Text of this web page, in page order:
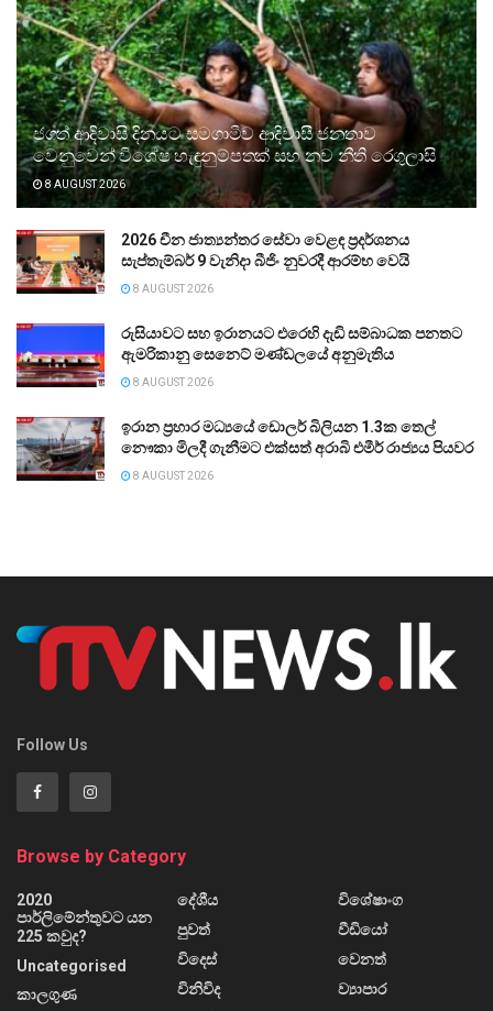
ජගත් ආදිවාසි දිනයට සමගාමීව ආදිවාසී ජනතාව
වෙනුවෙන් විශේෂ හැඳුනුම්පතක් සහ නව නීති රෙගුලාසි
8 AUGUST 2026
2026 චීන ජාත්‍යන්තර සේවා වෙළඳ ප්‍රදර්ශනය
සැප්තැම්බර් 9 වැනිදා බීජිං නුවරදී ආරම්භ වෙයි
8 AUGUST 2026
රුසියාවට සහ ඉරානයට එරෙහි දැඩි සම්බාධක පනතට
ඇමරිකානු සෙනෙට් මණ්ඩලයේ අනුමැතිය
8 AUGUST 2026
ඉරාන ප්‍රහාර මධ්‍යයේ ඩොලර් බිලියන 1.3ක තෙල්
නෞකා මිලදී ගැනීමට එක්සත් අරාබි එමීර් රාජ්‍යය පියවර
8 AUGUST 2026
Follow Us
Browse by Category
2020
පාර්ලිමේන්තුවට යන
225 කවුද?
Uncategorised
කාලගුණ
දේශීය
පුවත්
විදෙස්
විනිවිද
විශේෂාංග
වීඩියෝ
වෙනත්
ව්‍යාපාර